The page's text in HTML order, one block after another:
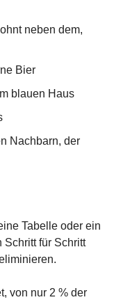
neben dem,
Bier
blauen Haus
Nachbarn, der
Tabelle oder ein
Schritt für Schritt
von nur 2 % der